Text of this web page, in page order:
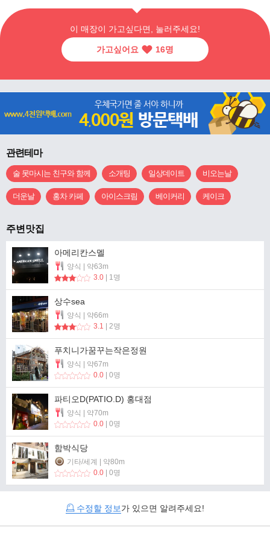
이 매장이 가고싶다면, 눌러주세요!
가고싶어요 16명
관련테마
술 못마시는 친구와 함께 소개팅 일상데이트 비오는날
더운날 홍차 카페 아이스크림 베이커리 케이크
주변맛집
아메리칸스멜
양식 | 약63m
3.0 | 1명
상수sea
양식 | 약66m
3.1 | 2명
푸치니가꿈꾸는작은정원
양식 | 약67m
0.0 | 0명
파티오D(PATIO.D) 홍대점
양식 | 약70m
0.0 | 0명
함박식당
기타/세계 | 약80m
0.0 | 0명
수정할 정보가 있으면 알려주세요!